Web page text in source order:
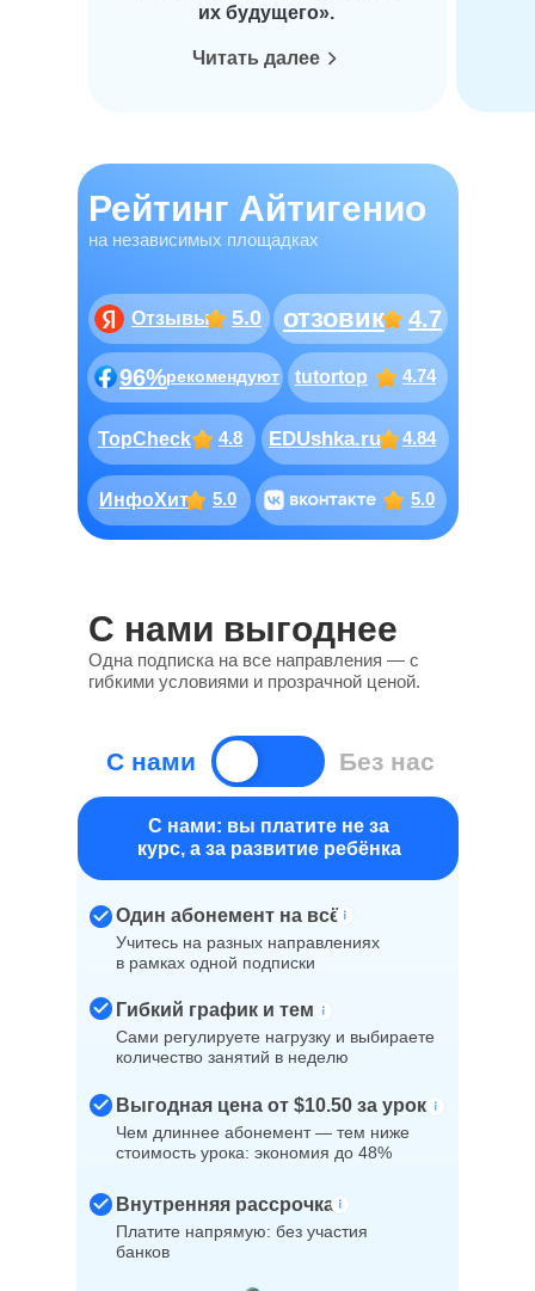
их будущего».
Читать далее
96%рекомендуют
Отзывы 5.0
tutortop 4.74
отзовик 4.7
TopCheck 4.8 EDUshka.ru 4.84
5.0
ИнфоХит 5.0
на независимых площадках
Рейтинг Айтигенио
С нами выгоднее
Одна подписка на все направления — с
гибкими условиями и прозрачной ценой.
Учитесь на разных направлениях
в рамках одной подписки
Один абонемент на всё
Cами регулируете нагрузку и выбираете
количество занятий в неделю
Гибкий график и темп
Чем длиннее абонемент — тем ниже
стоимость урока: экономия до 48%
Выгодная цена от$10.50 за урок
Платите напрямую: без участия
банков, процентов и переплат
Внутренняя рассрочка 0%
В Айтигенио
Учитесь на разных направлениях
в рамках одной подписки
Один абонемент на всё
Cами регулируете нагрузку и выбираете
количество занятий в неделю
Гибкий график и темп
Чем длиннее абонемент — тем ниже
стоимость урока: экономия до 48%
Выгодная цена от $10.50 за урок
Платите напрямую: без участия
банков
Внутренняя рассрочка
С нами: вы платите не за
курс, а за развитие ребёнка
С нами Без нас